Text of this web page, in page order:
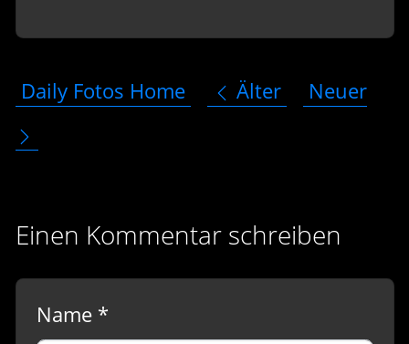
Daily Fotos Home Älter Neuer
Einen Kommentar schreiben
Name *